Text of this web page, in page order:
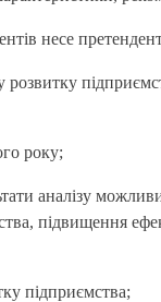
несе
року;
аналізу
підвищення
підприємства;